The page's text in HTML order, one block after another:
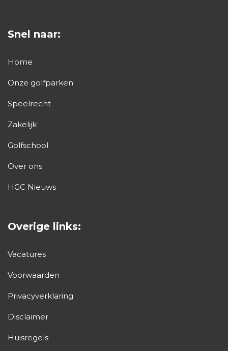
Snel naar:
Home
Onze golfparken
Speelrecht
Zakelijk
Golfschool
Over ons
HGC Nieuws
Overige links:
Vacatures
Voorwaarden
Privacyverklaring
Disclaimer
Huisregels